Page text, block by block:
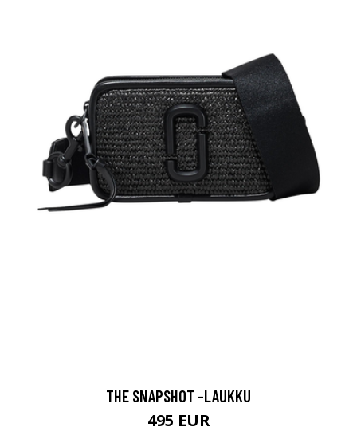
THE SNAPSHOT -LAUKKU
495 EUR